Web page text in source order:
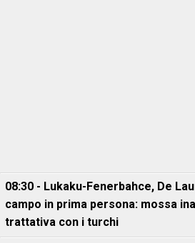
08:30 - Lukaku-Fenerbahce, De
campo in prima persona: mossa
trattativa con i turchi